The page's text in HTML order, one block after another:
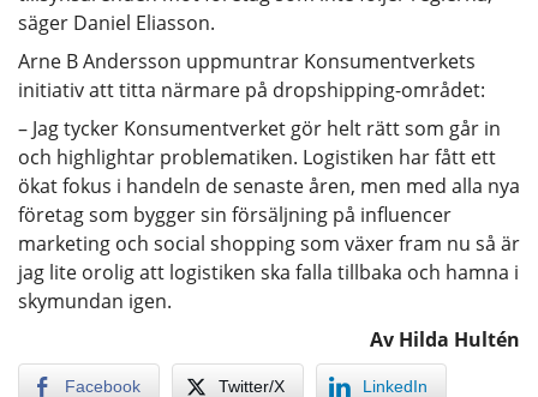
säger Daniel Eliasson.
Arne B Andersson uppmuntrar Konsumentverkets
initiativ att titta närmare på dropshipping-området:
– Jag tycker Konsumentverket gör helt rätt som går in
och highlightar problematiken. Logistiken har fått ett
ökat fokus i handeln de senaste åren, men med alla nya
företag som bygger sin försäljning på influencer
marketing och social shopping som växer fram nu så är
jag lite orolig att logistiken ska falla tillbaka och hamna i
skymundan igen.
Av Hilda Hultén
Facebook Twitter/X LinkedIn